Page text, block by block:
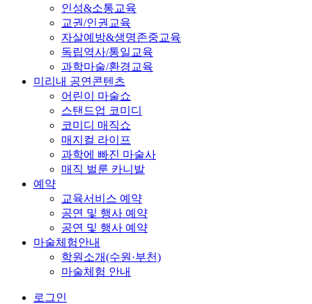
인성&소통교육
교권/인권교육
자살예방&생명존중교육
독립역사/통일교육
과학마술/환경교육
미리내 공연콘텐츠
어린이 마술쇼
스탠드업 코미디
코미디 매직쇼
매지컬 라이프
과학에 빠진 마술사
매직 벌룬 카니발
예약
교육서비스 예약
공연 및 행사 예약
공연 및 행사 예약
마술체험안내
학원소개(수원·부천)
마술체험 안내
로그인